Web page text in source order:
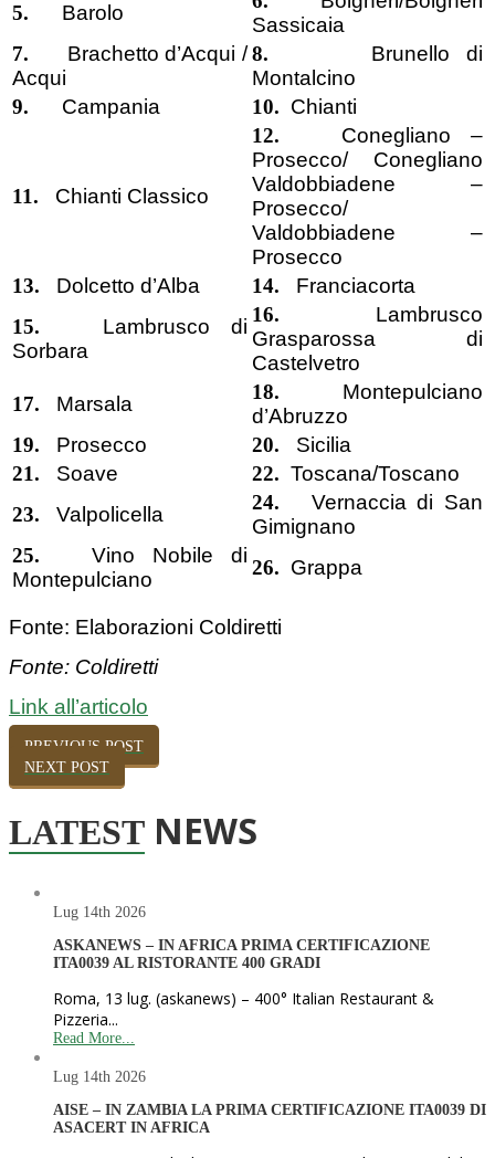
5. Barolo
Sassicaia
7. Brachetto d’Acqui /
Acqui
8. Brunello di
Montalcino
9. Campania 10. Chianti
11. Chianti Classico
12. Conegliano –
Prosecco/ Conegliano
Valdobbiadene –
Prosecco/
Valdobbiadene –
Prosecco
13. Dolcetto d’Alba 14. Franciacorta
15. Lambrusco di
Sorbara
16. Lambrusco
Grasparossa di
Castelvetro
17. Marsala
18. Montepulciano
d’Abruzzo
19. Prosecco 20. Sicilia
21. Soave 22. Toscana/Toscano
23. Valpolicella
24. Vernaccia di San
Gimignano
25.Vino Nobile di
Montepulciano
26. Grappa
Fonte: Elaborazioni Coldiretti
Fonte: Coldiretti
Link all’articolo
PREVIOUS POST
NEXT POST
LATEST NEWS
Lug 14th 2026
ASKANEWS – IN AFRICA PRIMA CERTIFICAZIONE
ITA0039 AL RISTORANTE 400 GRADI
Roma, 13 lug. (askanews) – 400° Italian Restaurant &
Pizzeria...
Read More...
Lug 14th 2026
AISE – IN ZAMBIA LA PRIMA CERTIFICAZIONE ITA0039 DI
ASACERT IN AFRICA